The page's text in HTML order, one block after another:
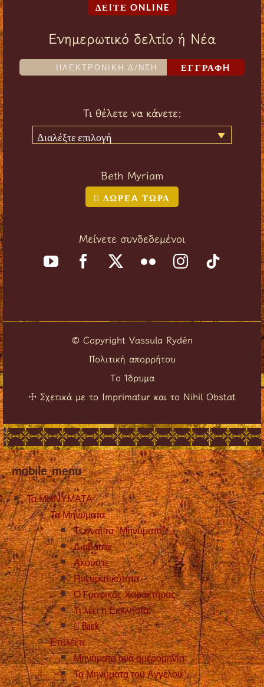
ΔΕIΤΕ ONLINE
Ενημερωτικό δελτίο ή Νέα
ΕΓΓΡΑΦH
Τι θέλετε να κάνετε;
Διαλέξτε επιλογή
Beth Myriam
ΔΩΡΕA ΤΩΡΑ
Μείνετε συνδεδεμένοι
©Copyright Vassula Rydén
Πολιτική απορρήτου
Το Ίδρυμα
☩ Σχετικά με το Imprimatur και το Nihil Obstat
mobile_menu
Τα ΜΗΝΥΜΑΤΑ
Τα Μηνυματα
Τι είναι τα “Μηνύματα”;
Διαβάστε
Ακούστε
Πνευματικότητα
Ο Γραφικός Χαρακτήρας
Τι λέει η Εκκλησία;
Back
Επιλέξτε
Μηνύματα ανά ημερομηνία
Τα Μηνύματα του Αγγέλου